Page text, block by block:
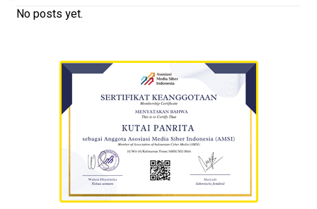
No posts yet.